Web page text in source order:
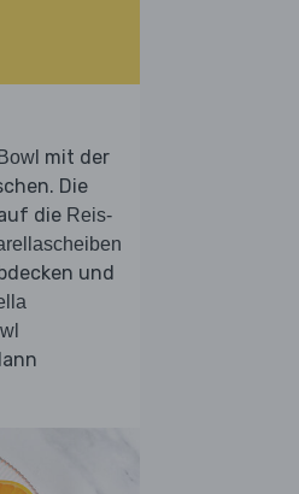
mit der
Die
die Reis-
und